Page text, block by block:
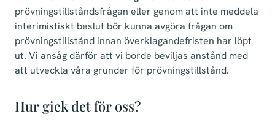
prövningstillståndsfrågan eller genom att inte meddela
interimistiskt beslut bör kunna avgöra frågan om
prövningstillstånd innan överklagandefristen har löpt
ut. Vi ansåg därför att vi borde beviljas anstånd med
att utveckla våra grunder för prövningstillstånd.
Hur gick det för oss?